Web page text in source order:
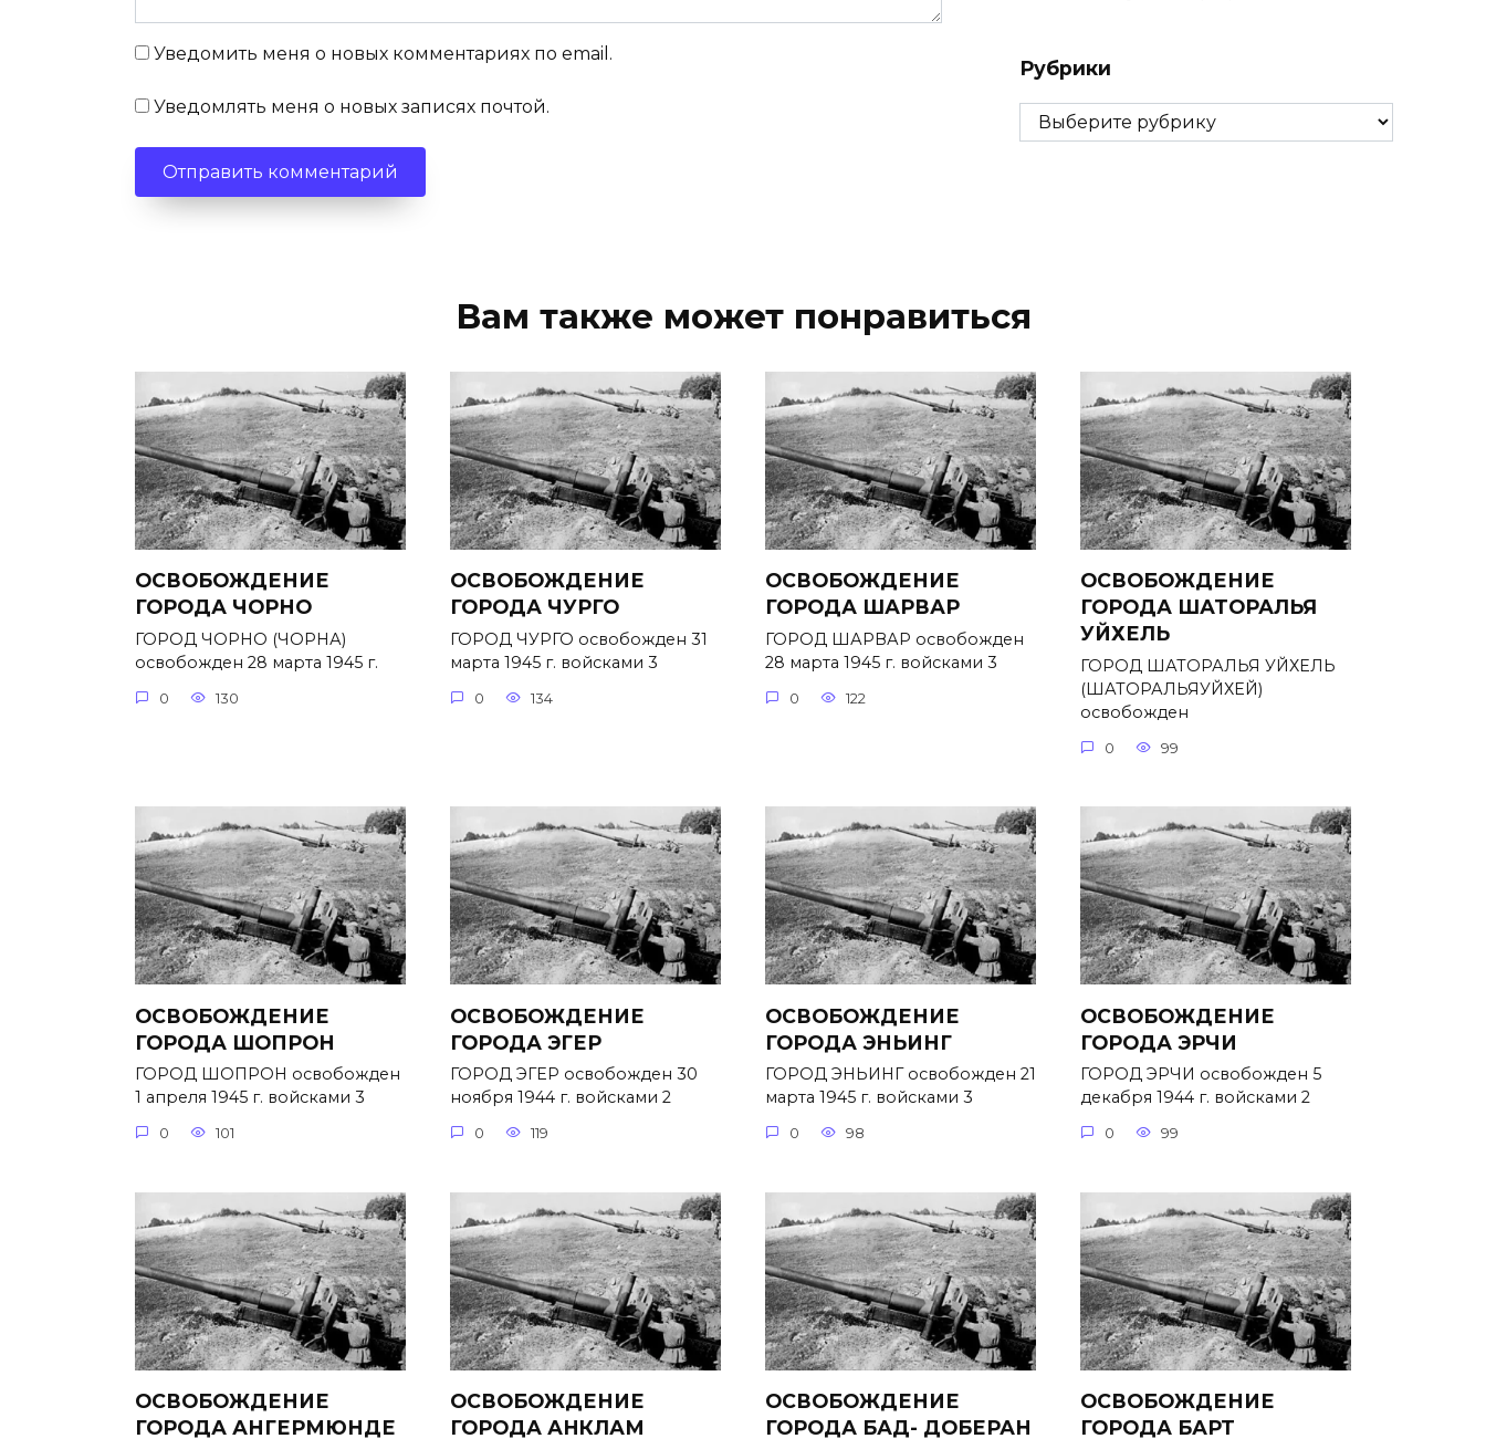
Уведомить меня о новых комментариях по email.
Уведомлять меня о новых записях почтой.
Рубрики
Рубрики
Вам также может понравиться
ОСВОБОЖДЕНИЕ
ГОРОДА ЧОРНО
ГОРОД ЧОРНО (ЧОРНА)
освобожден 28 марта 1945 г.
0 130
ОСВОБОЖДЕНИЕ
ГОРОДА ЧУРГО
ГОРОД ЧУРГО освобожден 31
марта 1945 г. войсками 3
0 134
ОСВОБОЖДЕНИЕ
ГОРОДА ШАРВАР
ГОРОД ШАРВАР освобожден
28 марта 1945 г. войсками 3
0 122
ОСВОБОЖДЕНИЕ
ГОРОДА ШАТОРАЛЬЯ
УЙХЕЛЬ
ГОРОД ШАТОРАЛЬЯ УЙХЕЛЬ
(ШАТОРАЛЬЯУЙХЕЙ)
освобожден
0 99
ОСВОБОЖДЕНИЕ
ГОРОДА ШОПРОН
ГОРОД ШОПРОН освобожден
1 апреля 1945 г. войсками 3
0 101
ОСВОБОЖДЕНИЕ
ГОРОДА ЭГЕР
ГОРОД ЭГЕР освобожден 30
ноября 1944 г. войсками 2
0 119
ОСВОБОЖДЕНИЕ
ГОРОДА ЭНЬИНГ
ГОРОД ЭНЬИНГ освобожден 21
марта 1945 г. войсками 3
0 98
ОСВОБОЖДЕНИЕ
ГОРОДА ЭРЧИ
ГОРОД ЭРЧИ освобожден 5
декабря 1944 г. войсками 2
0 99
ОСВОБОЖДЕНИЕ
ГОРОДА АНГЕРМЮНДЕ
ОСВОБОЖДЕНИЕ
ГОРОДА АНКЛАМ
ОСВОБОЖДЕНИЕ
ГОРОДА БАД- ДОБЕРАН
ОСВОБОЖДЕНИЕ
ГОРОДА БАРТ